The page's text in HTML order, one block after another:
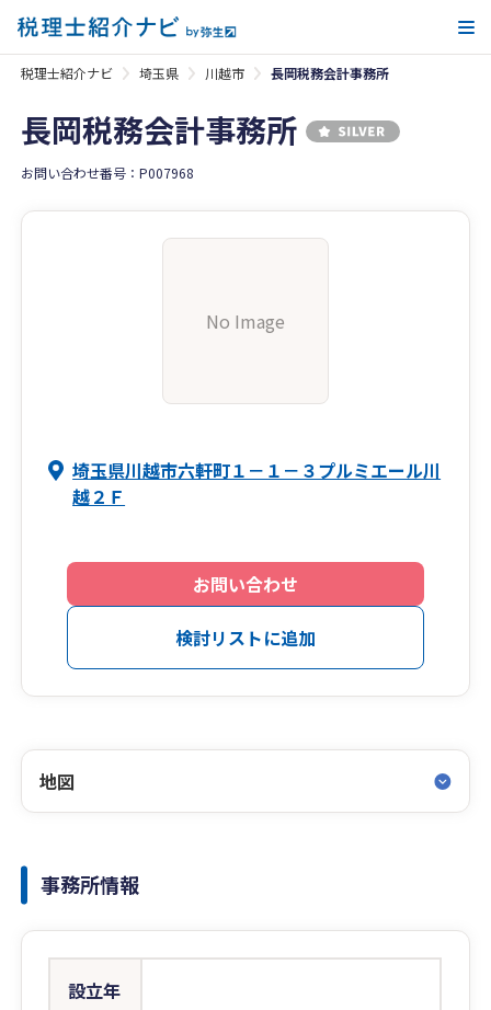
税理士紹介ナビ 埼玉県 川越市 長岡税務会計事務所
長岡税務会計事務所
お問い合わせ番号：P007968
No Image
埼玉県川越市六軒町１－１－３プルミエール川
越２Ｆ
お問い合わせ
検討リストに追加
地図
事務所情報
設立年